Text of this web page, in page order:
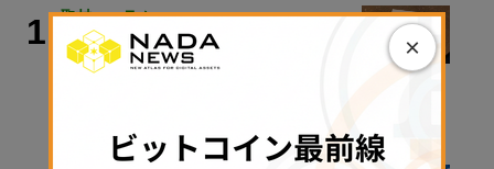
1 取材・コラム
レシートの印字に見た、ステーブルコ
×